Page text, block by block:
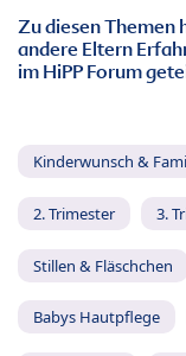
Zu diesen Themen
andere Eltern
im HiPP Forum
Kinderwunsch &
2. Trimester 3.
Stillen & Fläschchen
Babys Hautpflege